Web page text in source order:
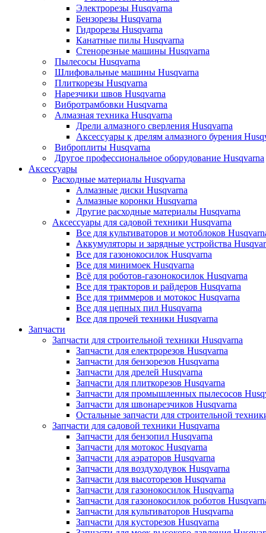
Электрорезы Husqvarna
Бензорезы Husqvarna
Гидрорезы Husqvarna
Канатные пилы Husqvarna
Стенорезные машины Husqvarna
Пылесосы Husqvarna
Шлифовальные машины Husqvarna
Плиткорезы Husqvarna
Нарезчики швов Husqvarna
Вибротрамбовки Husqvarna
Алмазная техника Husqvarna
Дрели алмазного сверления Husqvarna
Аксессуары к дрелям алмазного бурения
Виброплиты Husqvarna
Другое профессиональное оборудование Husqvarna
Аксессуары
Расходные материалы Husqvarna
Алмазные диски Husqvarna
Алмазные коронки Husqvarna
Другие расходные материалы Husqvarna
Аксессуары для садовой техники Husqvarna
Все для культиваторов и мотоблоков
Аккумуляторы и зарядные устройства
Все для газонокосилок Husqvarna
Все для минимоек Husqvarna
Всё для роботов-газонокосилок Husqvarna
Все для тракторов и райдеров Husqvarna
Все для триммеров и мотокос Husqvarna
Все для цепных пил Husqvarna
Все для прочей техники Husqvarna
Запчасти
Запчасти для строительной техники Husqvarna
Запчасти для електрорезов Husqvarna
Запчасти для бензорезов Husqvarna
Запчасти для дрелей Husqvarna
Запчасти для плиткорезов Husqvarna
Запчасти для промышленных пылесосов
Запчасти для швонарезчиков Husqvarna
Остальные запчасти для строительной
Запчасти для садовой техники Husqvarna
Запчасти для бензопил Husqvarna
Запчасти для мотокос Husqvarna
Запчасти для аэраторов Husqvarna
Запчасти для воздуходувок Husqvarna
Запчасти для высоторезов Husqvarna
Запчасти для газонокосилок Husqvarna
Запчасти для газонокосилок роботов
Запчасти для культиваторов Husqvarna
Запчасти для кусторезов Husqvarna